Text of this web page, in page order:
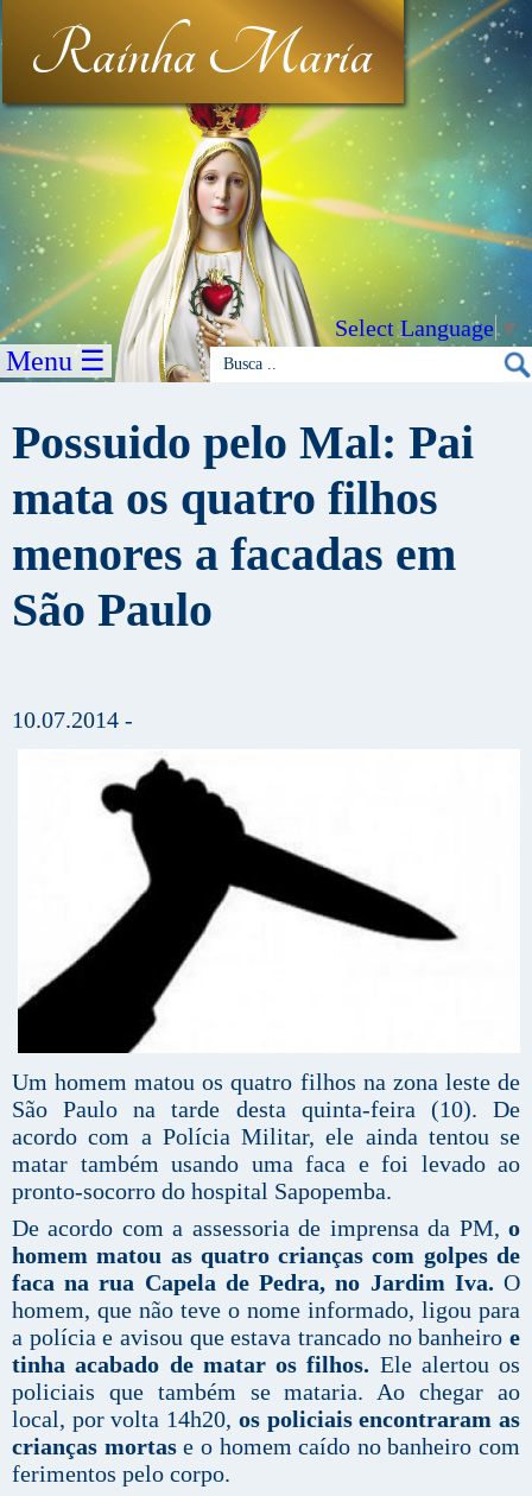
Rainha Maria
Select Language▼
Menu ☰
Possuido pelo Mal: Pai
mata os quatro filhos
menores a facadas em
São Paulo
10.07.2014 -
Um homem matou os quatro filhos na zona leste de
São Paulo na tarde desta quinta-feira (10). De
acordo com a Polícia Militar, ele ainda tentou se
matar também usando uma faca e foi levado ao
pronto-socorro do hospital Sapopemba.
De acordo com a assessoria de imprensa da PM, o
homem matou as quatro crianças com golpes de
faca na rua Capela de Pedra, no Jardim Iva. O
homem, que não teve o nome informado, ligou para
a polícia e avisou que estava trancado no banheiro e
tinha acabado de matar os filhos. Ele alertou os
policiais que também se mataria. Ao chegar ao
local, por volta 14h20, os policiais encontraram as
crianças mortase o homem caído no banheiro com
ferimentos pelo corpo.